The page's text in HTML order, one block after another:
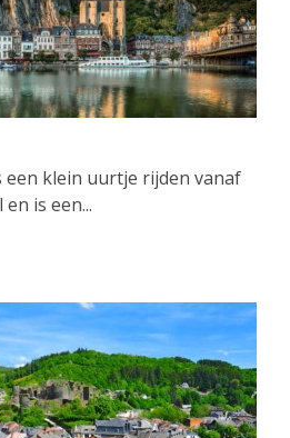
klein uurtje rijden vanaf
is een...